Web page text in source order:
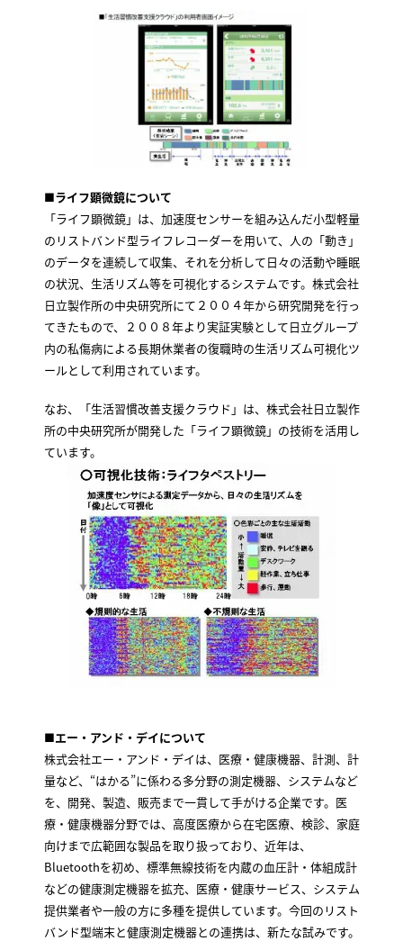
■ライフ顕微鏡について
「ライフ顕微鏡」は、加速度センサーを組み込んだ小型軽量
のリストバンド型ライフレコーダーを用いて、人の「動き」
のデータを連続して収集、それを分析して日々の活動や睡眠
の状況、生活リズム等を可視化するシステムです。株式会社
日立製作所の中央研究所にて２００４年から研究開発を行っ
てきたもので、２００８年より実証実験として日立グループ
内の私傷病による長期休業者の復職時の生活リズム可視化ツ
ールとして利用されています。
なお、「生活習慣改善支援クラウド」は、株式会社日立製作
所の中央研究所が開発した「ライフ顕微鏡」の技術を活用し
ています。
■エー・アンド・デイについて
株式会社エー・アンド・デイは、医療・健康機器、計測、計
量など、“はかる”に係わる多分野の測定機器、システムなど
を、開発、製造、販売まで一貫して手がける企業です。医
療・健康機器分野では、高度医療から在宅医療、検診、家庭
向けまで広範囲な製品を取り扱っており、近年は、
Bluetoothを初め、標準無線技術を内蔵の血圧計・体組成計
などの健康測定機器を拡充、医療・健康サービス、システム
提供業者や一般の方に多種を提供しています。今回のリスト
バンド型端末と健康測定機器との連携は、新たな試みです。